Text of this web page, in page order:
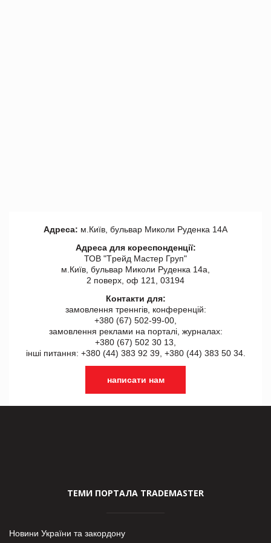
Адреса: м.Київ, бульвар Миколи Руденка 14А
Адреса для кореспонденції:
ТОВ "Tрейд Мастер Груп"
м.Київ, бульвар Миколи Руденка 14а,
2 поверх, оф 121, 03194
Контакти для:
замовлення треннгів, конференцій:
+380 (67) 502-99-00,
замовлення реклами на порталі, журналах:
+380 (67) 502 30 13,
інші питання: +380 (44) 383 92 39, +380 (44) 383 50 34.
написати нам
ТЕМИ ПОРТАЛА TRADEMASTER
Новини України та закордону